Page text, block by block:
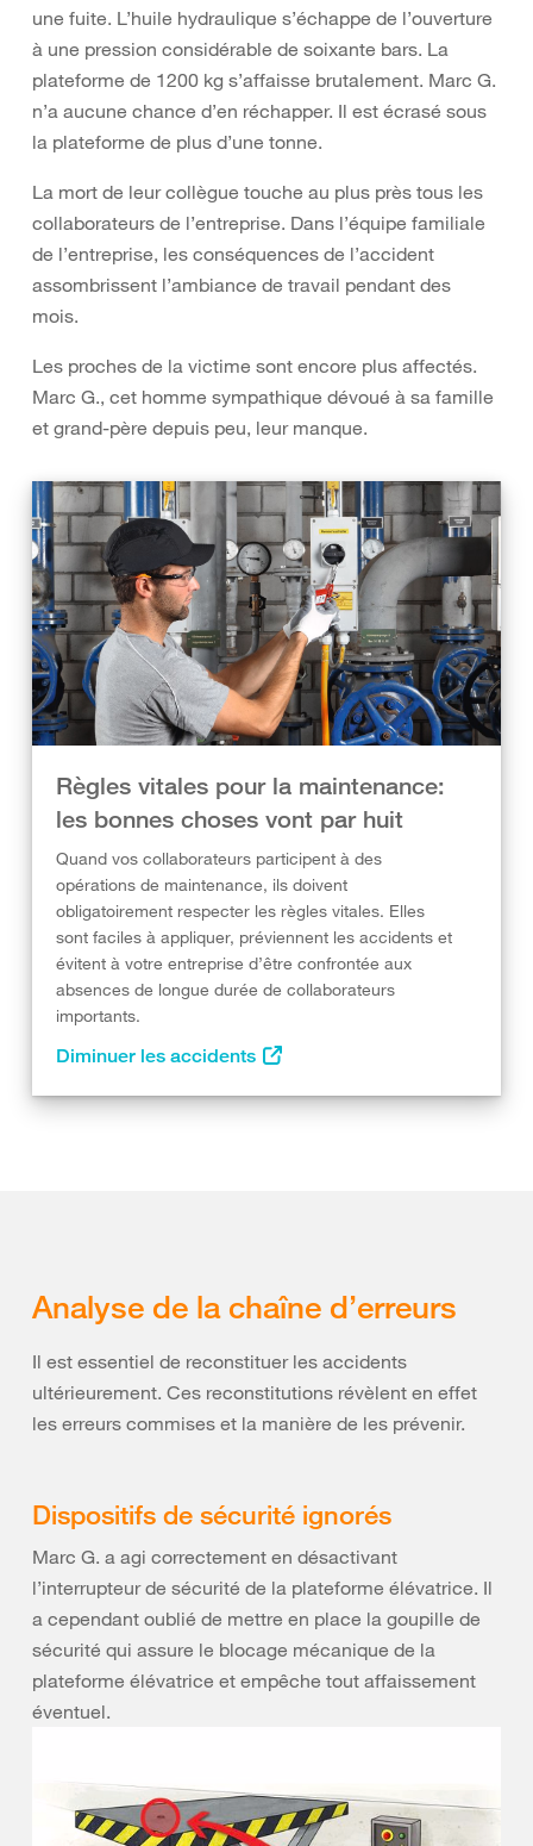
une fuite. L’huile hydraulique s’échappe de l’ouverture
à une pression considérable de soixante bars. La
plateforme de 1200 kg s’affaisse brutalement. Marc G.
n’a aucune chance d’en réchapper. Il est écrasé sous
la plateforme de plus d’une tonne.
La mort de leur collègue touche au plus près tous les
collaborateurs de l’entreprise. Dans l’équipe familiale
de l’entreprise, les conséquences de l’accident
assombrissent l’ambiance de travail pendant des
mois.
Les proches de la victime sont encore plus affectés.
Marc G., cet homme sympathique dévoué à sa famille
et grand-père depuis peu, leur manque.
Règles vitales pour la maintenance:
les bonnes choses vont par huit
Quand vos collaborateurs participent à des
opérations de maintenance, ils doivent
obligatoirement respecter les règles vitales. Elles
sont faciles à appliquer, préviennent les accidents et
évitent à votre entreprise d’être confrontée aux
absences de longue durée de collaborateurs
importants.
Diminuer les accidents
Analyse de la chaîne d’erreurs
Il est essentiel de reconstituer les accidents
ultérieurement. Ces reconstitutions révèlent en effet
les erreurs commises et la manière de les prévenir.
Dispositifs de sécurité ignorés
Marc G. a agi correctement en désactivant
l’interrupteur de sécurité de la plateforme élévatrice. Il
a cependant oublié de mettre en place la goupille de
sécurité qui assure le blocage mécanique de la
plateforme élévatrice et empêche tout affaissement
éventuel.